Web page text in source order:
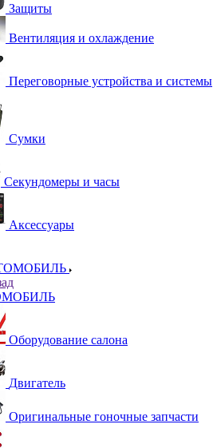
Защиты
Вентиляция и охлаждение
Переговорные устройства и системы
Сумки
Секундомеры и часы
Аксессуары
Оборудование салона
Двигатель
Оригинальные гоночные запчасти